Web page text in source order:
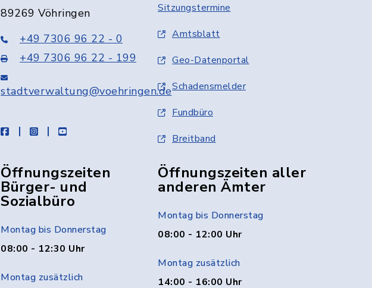
89269 Vöhringen
+49 7306 96 22 - 0
+49 7306 96 22 - 199
stadtverwaltung@voehringen.de
facebookinstagramyoutube
Sitzungstermine
Amtsblatt
Geo-Datenportal
Schadensmelder
Fundbüro
Breitband
Öffnungszeiten
Bürger- und
Sozialbüro
Montag bis Donnerstag
08:00 - 12:30 Uhr
Montag zusätzlich
Öffnungszeiten aller
anderen Ämter
Montag bis Donnerstag
08:00 - 12:00 Uhr
Montag zusätzlich
14:00 - 16:00 Uhr